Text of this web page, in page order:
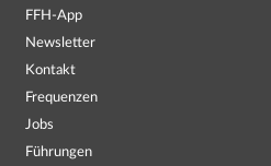
FFH-App
Newsletter
Kontakt
Frequenzen
Jobs
Führungen